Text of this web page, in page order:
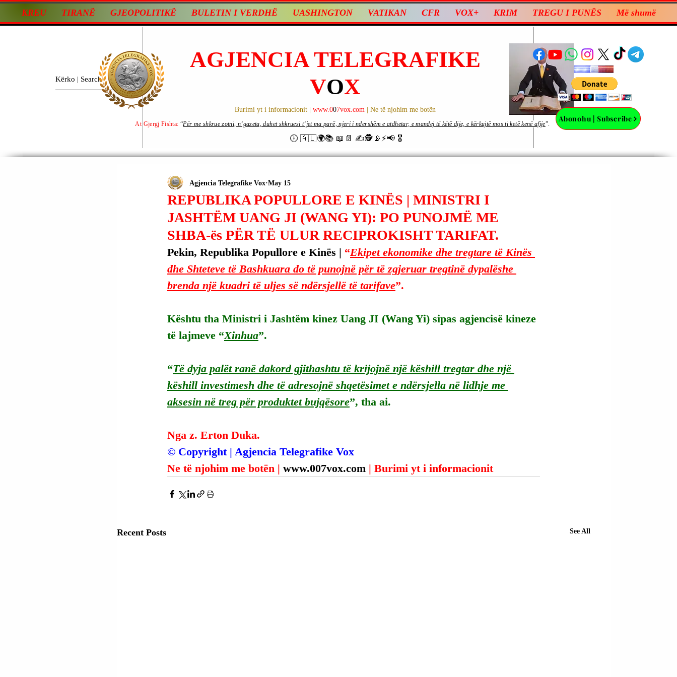
KREU TIRANË GJEOPOLITIKË BULETIN I VERDHË UASHINGTON VATIKAN CFR VOX+ KRIM TREGU I PUNËS Më shumë
AGJENCIA TELEGRAFIKE
VOX
Burimi yt i informacionit | www.007vox.com | Ne të njohim me botën
🕕 🇦🇱🌍📚 📖📄 ✍🕵️📡⚡️📢 🎖
Abonohu | Subscribe
At Gjergj Fishta: “Për me shkrue zotni, n’gazeta, duhet shkruesi t’jet ma parë, njeri i ndershëm e atdhetar, e mandej të këtë dije, e kërkujtë mos ti ketë kenë afije”.
REPUBLIKA POPULLORE E KINËS | MINISTRI I
JASHTËM UANG JI (WANG YI): PO PUNOJMË ME
SHBA-ës PËR TË ULUR RECIPROKISHT TARIFAT.
Agjencia Telegrafike Vox May 15
Pekin, Republika Popullore e Kinës | “Ekipet ekonomike dhe tregtare të Kinës
dhe Shteteve të Bashkuara do të punojnë për të zgjeruar tregtinë dypalëshe
brenda një kuadri të uljes së ndërsjellë të tarifave”.
Kështu tha Ministri i Jashtëm kinez Uang JI (Wang Yi) sipas agjencisë kineze
të lajmeve “Xinhua”.
“Të dyja palët ranë dakord gjithashtu të krijojnë një këshill tregtar dhe një
këshill investimesh dhe të adresojnë shqetësimet e ndërsjella në lidhje me
aksesin në treg për produktet bujqësore”, tha ai.
Nga z. Erton Duka.
© Copyright | Agjencia Telegrafike Vox
Ne të njohim me botën | www.007vox.com | Burimi yt i informacionit
Recent Posts See All